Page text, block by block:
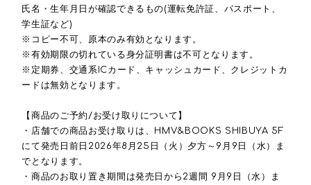
氏名・生年月日が確認できるもの(運転免許証、パスポート、
学生証など)
※コピー不可、原本のみ有効となります。
※有効期限の切れている身分証明書は不可となります。
※定期券、交通系ICカード、キャッシュカード、クレジットカ
ードは無効となります。
【商品のご予約/お受け取りについて】
・店舗での商品お受け取りは、HMV&BOOKS SHIBUYA 5F
にて発売日前日2026年8月25日（火）夕方～9月9日（水）ま
でとなります。
・商品のお取り置き期間は発売日から2週間 9月9日（水）ま